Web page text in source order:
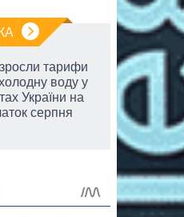
тарифи
воду у
України на
серпня